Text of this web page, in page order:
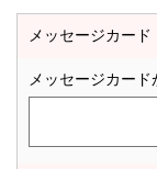
メッセージカード
メッセージカー